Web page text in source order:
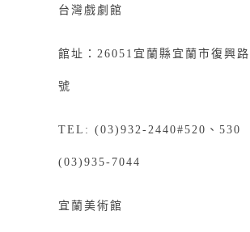
台灣戲劇館
館址：26051宜蘭縣宜蘭市復興
號
TEL: (03)932-2440#520、530
(03)935-7044
宜蘭美術館